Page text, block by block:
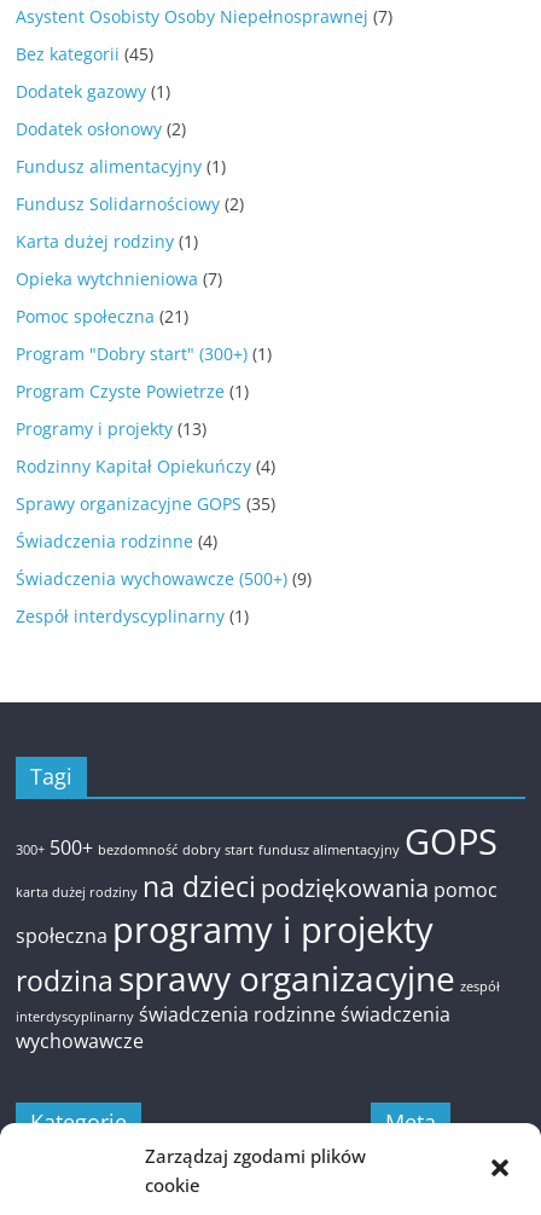
Zarządzaj zgodami plików
cookie
Asystent Osobisty Osoby Niepełnosprawnej (7)
Bez kategorii (45)
Dodatek gazowy (1)
Dodatek osłonowy (2)
Fundusz alimentacyjny (1)
Fundusz Solidarnościowy (2)
Karta dużej rodziny (1)
Opieka wytchnieniowa (7)
Pomoc społeczna (21)
Program "Dobry start" (300+) (1)
Program Czyste Powietrze (1)
Programy i projekty (13)
Rodzinny Kapitał Opiekuńczy (4)
Sprawy organizacyjne GOPS (35)
Świadczenia rodzinne (4)
Świadczenia wychowawcze (500+) (9)
Zespół interdyscyplinarny (1)
Tagi
300+ 500+ bezdomność dobry start fundusz alimentacyjny GOPS
karta dużej rodziny na dzieci podziękowania pomoc
społeczna programy i projekty
rodzina sprawy organizacyjne zespół
interdyscyplinarny świadczenia rodzinne świadczenia
wychowawcze
Kategorie Meta